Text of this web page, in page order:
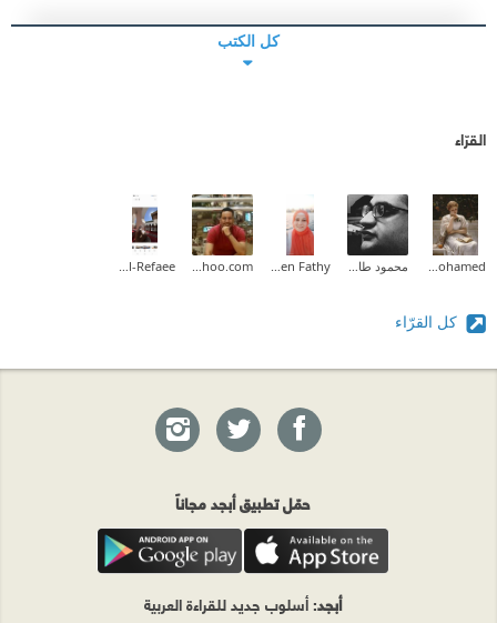
كل الكتب
القرّاء
كل القرّاء
حمّل تطبيق أبجد مجاناً
أبجد: أسلوب جديد للقراءة العربية